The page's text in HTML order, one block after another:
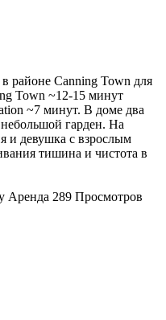
районе Canning Town для
Town ~12-15 минут
~7 минут. В доме два
небольшой гарден. На
и девушка с взрослым
тишина и чистота в
Аренда 289 Просмотров